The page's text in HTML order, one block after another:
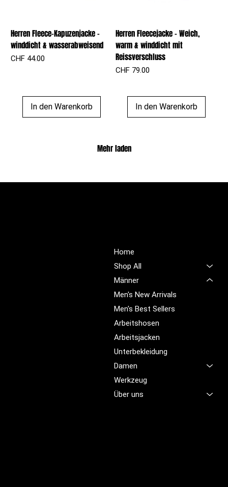
Herren Fleece-Kapuzenjacke –
winddicht & wasserabweisend
Preis
CHF 44.00
In den Warenkorb
Herren Fleecejacke – Weich,
warm & winddicht mit
Reissverschluss
Preis
CHF 79.00
In den Warenkorb
Mehr laden
Home
Shop All
Männer
Men's New Arrivals
Men's Best Sellers
Arbeitshosen
Arbeitsjacken
Unterbekleidung
Damen
Werkzeug
Über uns